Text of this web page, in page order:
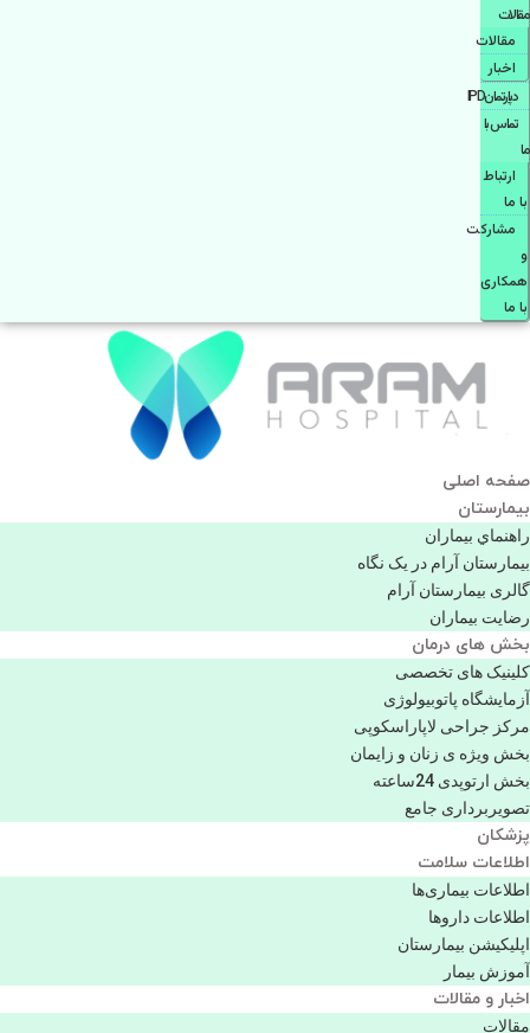
مقالات
مقالات
اخبار
دپارتمانIPD
تماس با
ما
ارتباط
با ما
مشاركت
و
همكاری
با ما
صفحه اصلی
بيمارستان
راهنماي بیماران
بیمارستان آرام در یک نگاه
گالری بیمارستان آرام
رضایت بیماران
بخش های درمان
کلینیک های تخصصی
آزمایشگاه پاتوبیولوژی
مرکز جراحی لاپاراسکوپی
بخش ویژه ی زنان و زایمان
بخش ارتوپدی 24ساعته
تصویربرداری جامع
پزشكان
اطلاعات سلامت
اطلاعات بیماری‌ها
اطلاعات دارو‌ها
اپليكيشن بيمارستان
آموزش بیمار
اخبار و مقالات
مقالات